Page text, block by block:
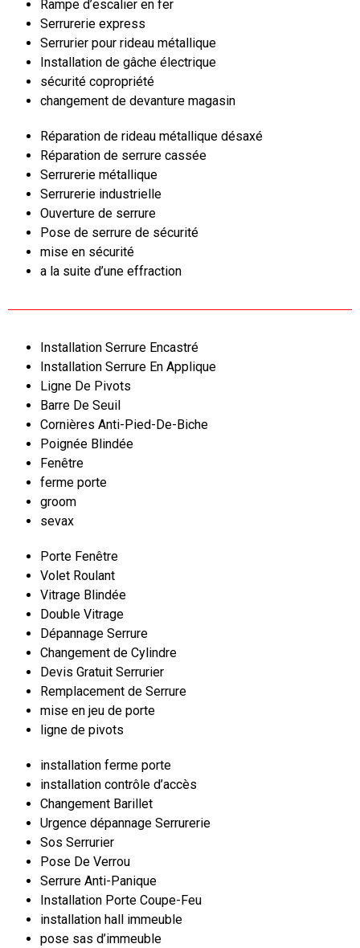
Rampe d’escalier en fer
Serrurerie express
Serrurier pour rideau métallique
Installation de gâche électrique
sécurité copropriété
changement de devanture magasin
Réparation de rideau métallique désaxé
Réparation de serrure cassée
Serrurerie métallique
Serrurerie industrielle
Ouverture de serrure
Pose de serrure de sécurité
mise en sécurité
a la suite d’une effraction
Installation Serrure Encastré
Installation Serrure En Applique
Ligne De Pivots
Barre De Seuil
Cornières Anti-Pied-De-Biche
Poignée Blindée
Fenêtre
ferme porte
groom
sevax
Porte Fenêtre
Volet Roulant
Vitrage Blindée
Double Vitrage
Dépannage Serrure
Changement de Cylindre
Devis Gratuit Serrurier
Remplacement de Serrure
mise en jeu de porte
ligne de pivots
installation ferme porte
installation contrôle d’accès
Changement Barillet
Urgence dépannage Serrurerie
Sos Serrurier
Pose De Verrou
Serrure Anti-Panique
Installation Porte Coupe-Feu
installation hall immeuble
pose sas d’immeuble